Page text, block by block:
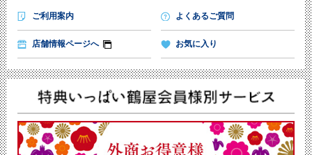
ご利用案内 よくあるご質問
店舗情報ページへ お気に入り